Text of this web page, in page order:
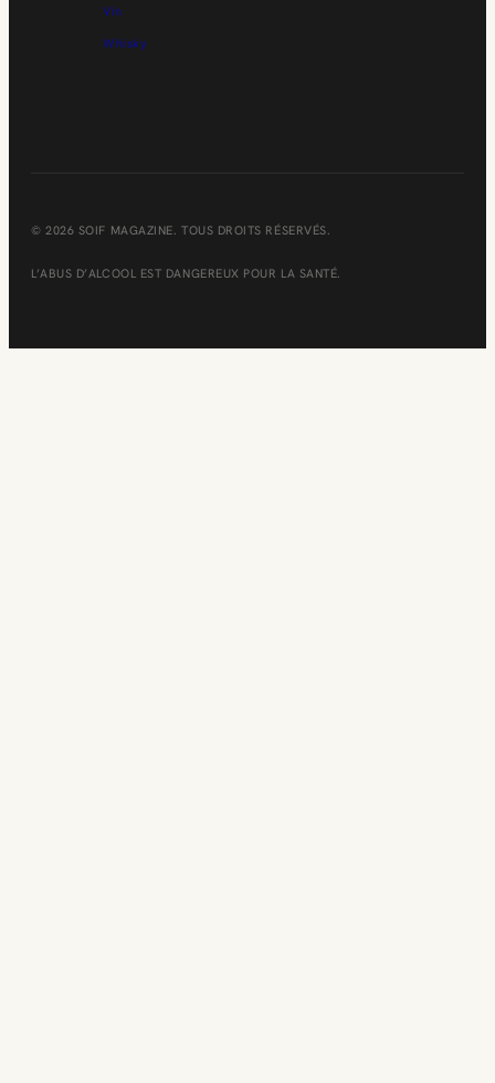
Vin
Whisky
© 2026 SOIF MAGAZINE. TOUS DROITS RÉSERVÉS.
L’ABUS D’ALCOOL EST DANGEREUX POUR LA SANTÉ.